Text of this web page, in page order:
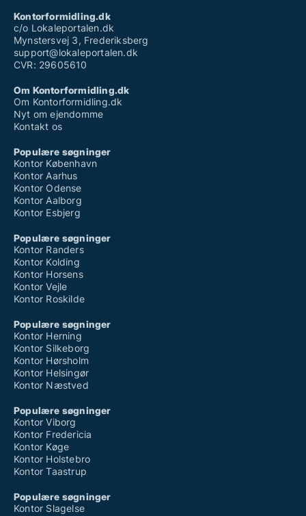
Kontorformidling.dk
c/o Lokaleportalen.dk
Mynstersvej 3, Frederiksberg
support@lokaleportalen.dk
CVR: 29605610
Om Kontorformidling.dk
Om Kontorformidling.dk
Nyt om ejendomme
Kontakt os
Populære søgninger
Kontor København
Kontor Aarhus
Kontor Odense
Kontor Aalborg
Kontor Esbjerg
Populære søgninger
Kontor Randers
Kontor Kolding
Kontor Horsens
Kontor Vejle
Kontor Roskilde
Populære søgninger
Kontor Herning
Kontor Silkeborg
Kontor Hørsholm
Kontor Helsingør
Kontor Næstved
Populære søgninger
Kontor Viborg
Kontor Fredericia
Kontor Køge
Kontor Holstebro
Kontor Taastrup
Populære søgninger
Kontor Slagelse